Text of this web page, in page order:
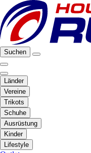
Suchen
Länder
Vereine
Trikots
Schuhe
Ausrüstung
Kinder
Lifestyle